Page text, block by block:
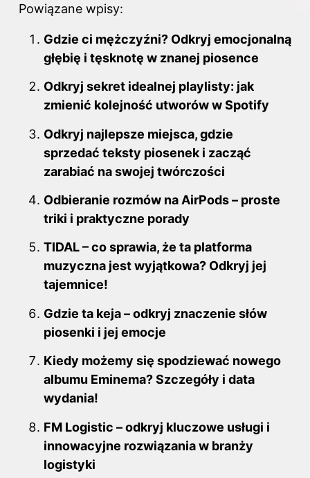
c
e
b
o
o
k
er
e
st
di
t
bl
r
e
dI
n
Powiązane wpisy:
Gdzie ci mężczyźni? Odkryj emocjonalną
głębię i tęsknotę w znanej piosence
Odkryj sekret idealnej playlisty: jak
zmienić kolejność utworów w Spotify
Odkryj najlepsze miejsca, gdzie
sprzedać teksty piosenek i zacząć
zarabiać na swojej twórczości
Odbieranie rozmów na AirPods – proste
triki i praktyczne porady
TIDAL – co sprawia, że ta platforma
muzyczna jest wyjątkowa? Odkryj jej
tajemnice!
Gdzie ta keja – odkryj znaczenie słów
piosenki i jej emocje
Kiedy możemy się spodziewać nowego
albumu Eminema? Szczegóły i data
wydania!
FM Logistic – odkryj kluczowe usługi i
innowacyjne rozwiązania w branży
logistyki